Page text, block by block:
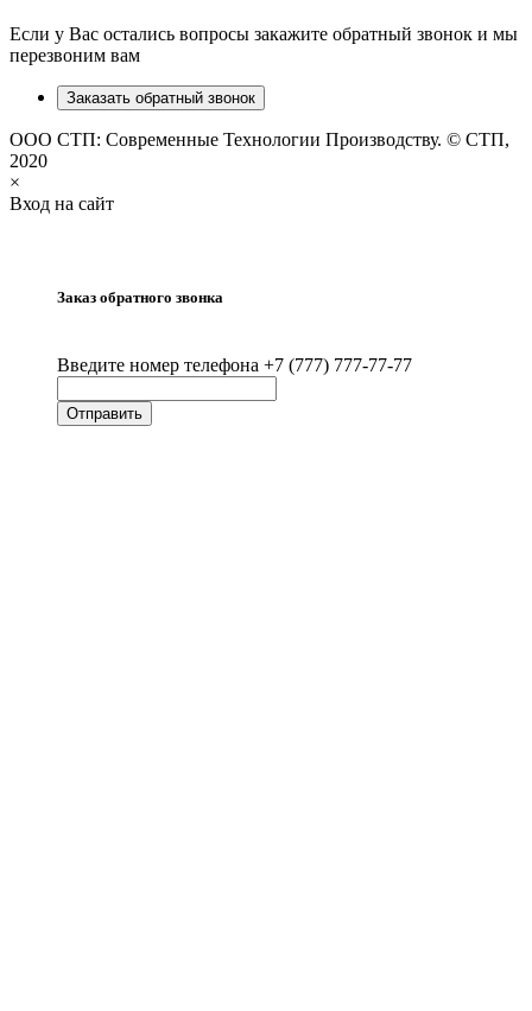
Если у Вас остались вопросы закажите обратный звонок и мы
перезвоним вам
Заказать обратный звонок
ООО СТП: Современные Технологии Производству. © СТП,
2020
×
Вход на сайт
Заказ обратного звонка
Введите номер телефона +7 (777) 777-77-77
Отправить